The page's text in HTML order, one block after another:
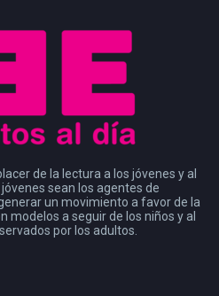
de la lectura a los jóvenes y al
sean los agentes de
un movimiento a favor de la
modelos a seguir de los niños y al
por los adultos.